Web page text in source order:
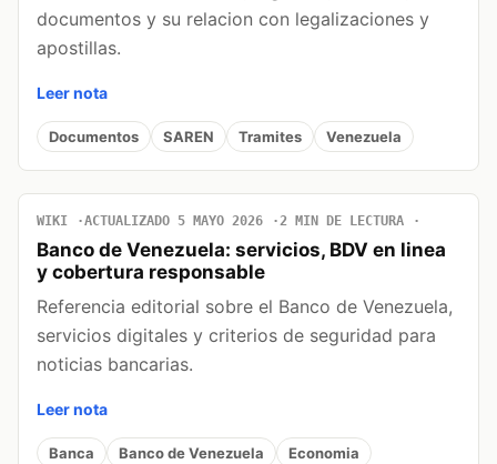
documentos y su relacion con legalizaciones y
apostillas.
Leer nota
Documentos SAREN Tramites Venezuela
WIKI ACTUALIZADO 5 MAYO 2026 2 MIN DE LECTURA
Banco de Venezuela: servicios, BDV en linea
y cobertura responsable
Referencia editorial sobre el Banco de Venezuela,
servicios digitales y criterios de seguridad para
noticias bancarias.
Leer nota
Banca Banco de Venezuela
Economia